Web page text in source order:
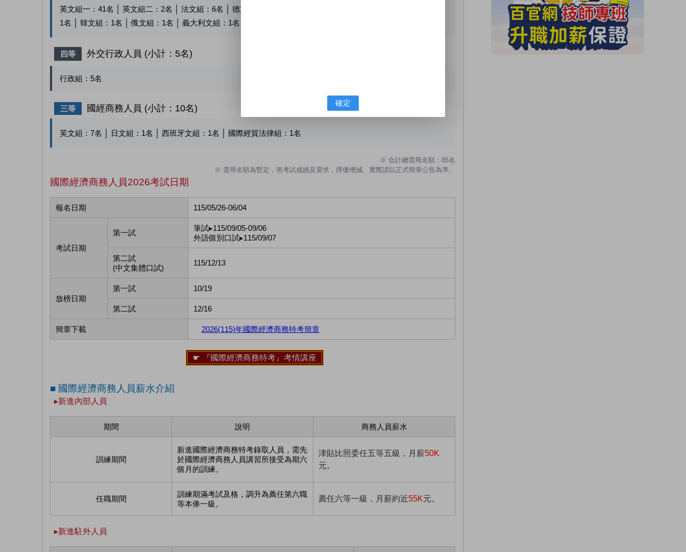
英文組一： 41名 │ 英文組二： 2名 │ 法文組： 6名 │ 德文組：
1名 │ 韓文組： 1名 │ 俄文組： 1名 │ 義大利文組： 1名 │ 土耳其文組：
四等 外交行政人員 (小計：5名)
行政組： 5名
三等 國經商務人員 (小計：10名)
英文組： 7名 │ 日文組： 1名 │ 西班牙文組： 1名 │ 國際經貿法律組： 1名
※ 合計總需用名額：85名
※ 需用名額為暫定，視考試成績及需求，擇優增減。實際請以正式簡章公告為準。
國際經濟商務人員2026考試日期
報名日期 115/05/26-06/04
考試日期
第一試
筆試▸115/09/05-09/06
外語個別口試▸115/09/07
第二試
(中文集體口試)
115/12/13
放榜日期
第一試 10/19
第二試 12/16
簡章下載 2026(115)年國際經濟商務特考簡章
☛ 『國際經濟商務特考』考情講座
■ 國際經濟商務人員薪水介紹
▸新進內部人員
期間 說明 商務人員薪水
訓練期間
新進國際經濟商務特考錄取人員，需先
於國際經濟商務人員講習所接受為期六
個月的訓練。
津貼比照委任五等五級，月薪50K
元。
任職期間
訓練期滿考試及格，調升為薦任第六職
等本俸一級。
薦任六等一級，月薪約近55K元。
▸新進駐外人員
確定